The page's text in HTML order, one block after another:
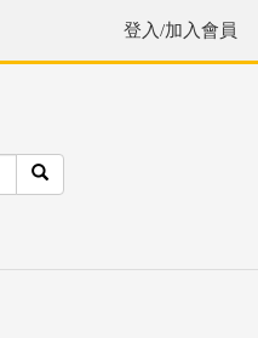
登入/加入會員